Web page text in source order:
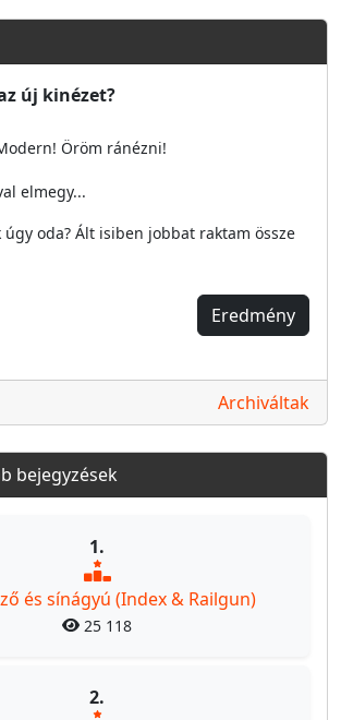
új kinézet?
Öröm ránézni!
elmegy...
úgy oda? Ált isiben jobbat raktam össze
Eredmény
Archiváltak
bejegyzések
1.
és sínágyú (Index & Railgun)
25 118
2.